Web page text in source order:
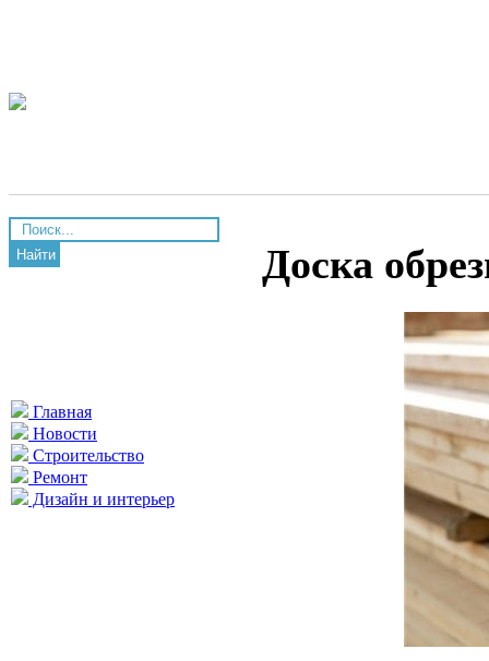
Найти
Главная
Новости
Строительство
Ремонт
Дизайн и интерьер
Доска